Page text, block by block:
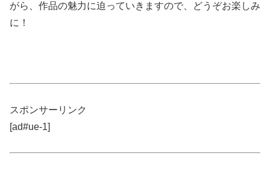
がら、作品の魅力に迫っていきますので、どうぞお楽しみ
に！
スポンサーリンク
[ad#ue-1]